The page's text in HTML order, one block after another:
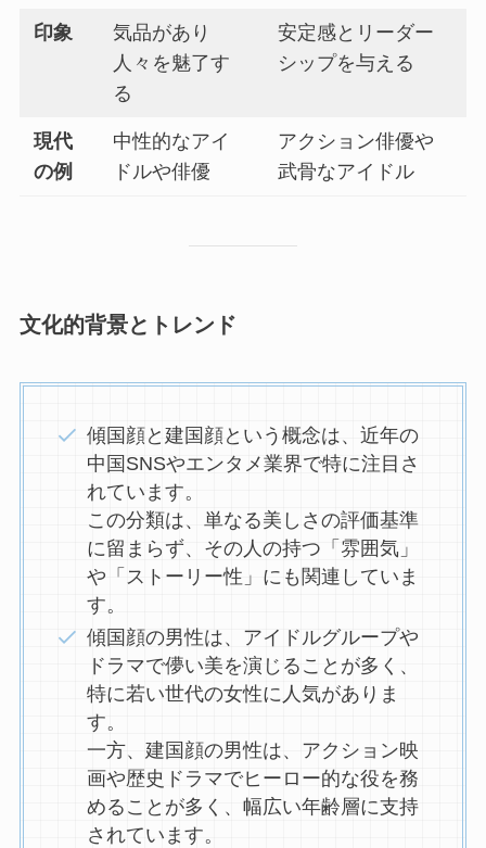
印象
気品があり
人々を魅了す
る
安定感とリーダー
シップを与える
現代
の例
中性的なアイ
ドルや俳優
アクション俳優や
武骨なアイドル
文化的背景とトレンド
傾国顔と建国顔という概念は、近年の
中国SNSやエンタメ業界で特に注目さ
れています。
この分類は、単なる美しさの評価基準
に留まらず、その人の持つ「雰囲気」
や「ストーリー性」にも関連していま
す。
傾国顔の男性は、アイドルグループや
ドラマで儚い美を演じることが多く、
特に若い世代の女性に人気がありま
す。
一方、建国顔の男性は、アクション映
画や歴史ドラマでヒーロー的な役を務
めることが多く、幅広い年齢層に支持
されています。